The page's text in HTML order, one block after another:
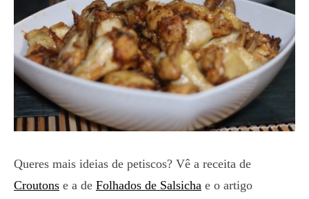
Queres mais ideias de petiscos? Vê a receita de
Croutons e a de Folhados de Salsicha e o artigo